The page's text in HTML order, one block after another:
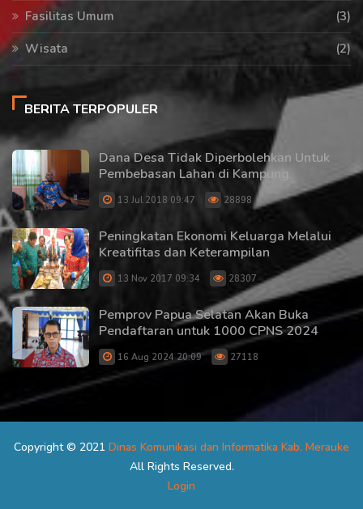
Fasilitas Umum
(3)
Wisata
(2)
BERITA TERPOPULER
Dana Desa Tidak Diperbolehkan Untuk
Pembebasan Lahan di Kampung
13 Jul 2018 09:47 28898
Peningkatan Ekonomi Keluarga Melalui
Kreatifitas dan Keterampilan
13 Nov 2017 09:34 28307
Pemprov Papua Selatan Akan Buka
Pendaftaran untuk 1000 CPNS 2024
16 Aug 2024 20:09 27118
Copyright © 2021 Dinas Komunikasi dan Informatika Kab. Merauke
All Rights Reserved.
Login